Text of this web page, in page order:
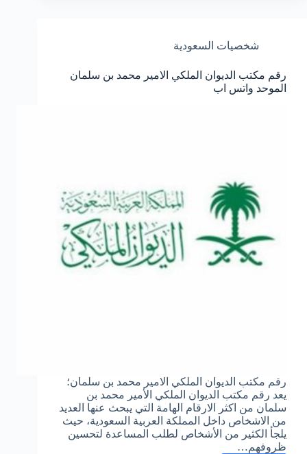
يساعد
شخصيات السعودية
رقم مكتب الديوان الملكي الامير محمد بن سلمان
الموحد واتس اب
رقم مكتب الديوان الملكي الامير محمد بن سلمان؛
يعد رقم مكتب الديوان الملكي الأمير محمد بن
سلمان من اكثر الارقام الهامة التي يبحث عنها العديد
من الاشخاص داخل المملكة العربية السعودية، حيث
يلجأ الكثير من الأشخاص لطلب المساعدة لتحسين
ظروفهم…